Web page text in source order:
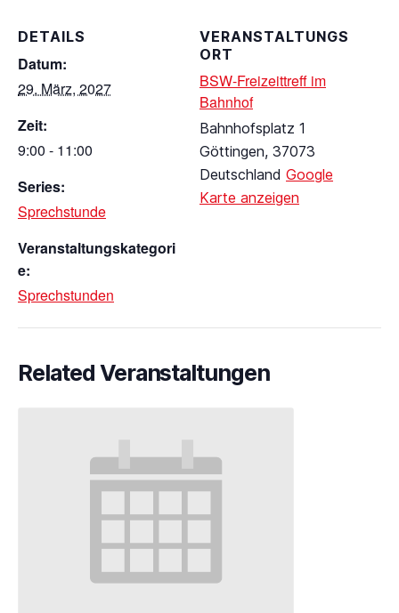
DETAILS
Datum:
29. März, 2027
Zeit:
9:00 - 11:00
Series:
Sprechstunde
Veranstaltungskategori
e:
Sprechstunden
VERANSTALTUNGS
ORT
BSW-Freizeittreff im
Bahnhof
Bahnhofsplatz 1
Göttingen, 37073
Deutschland Google
Karte anzeigen
Related Veranstaltungen